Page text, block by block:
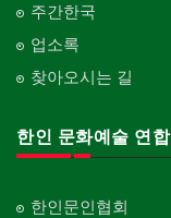
주간한국
업소록
찾아오시는 길
한인 문화예술 연합
한인문인협회